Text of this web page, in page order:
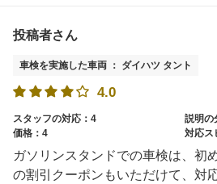
投稿者さん
車検を実施した車両 ： ダイハツ タント
4.0
スタッフの対応：4
説明の
価格：4
対応ス
ガソリンスタンドでの車検は、初
の割引クーポンもいただけて、対